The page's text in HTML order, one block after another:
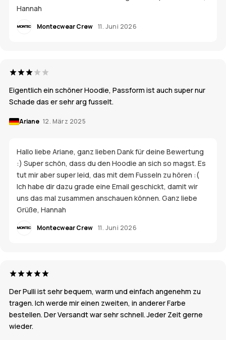
Hannah
Montecwear Crew 11. Juni 2026
Eigentlich ein schöner Hoodie, Passform ist auch super nur
Schade das er sehr arg fusselt.
Ariane 12. März 2025
Hallo liebe Ariane, ganz lieben Dank für deine Bewertung
:) Super schön, dass du den Hoodie an sich so magst. Es
tut mir aber super leid, das mit dem Fusseln zu hören :(
Ich habe dir dazu grade eine Email geschickt, damit wir
uns das mal zusammen anschauen können. Ganz liebe
Grüße, Hannah
Montecwear Crew 11. Juni 2026
Der Pulli ist sehr bequem, warm und einfach angenehm zu
tragen. Ich werde mir einen zweiten, in anderer Farbe
bestellen. Der Versandt war sehr schnell. Jeder Zeit gerne
wieder.